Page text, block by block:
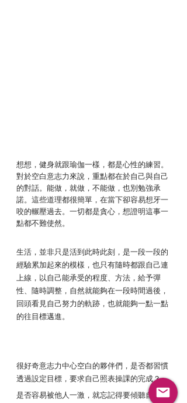
想想，健身就跟瑜伽一樣，都是心性的練習。
對於空白意志力來說，重點都在於自己與自己
的對話。能做，就做，不能做，也別勉強承
諾。這些道理都很簡單，在當下卻容易想牙一
咬的輾壓過去。一切都是貪心，想證明這事一
點都不難使然。
生活，並非只是活到此時此刻，是一段一段的
經驗累加起來的模樣，也只有隨時都跟自己連
上線，以自己能承受的程度、方法，給予彈
性、隨時調整，自然就能夠在一段時間過後，
回頭看見自己努力的軌跡，也就能夠一點一點
的往目標邁進。
很好奇意志力中心空白的夥伴們，是否都習慣
透過設定目標，要求自己照表操課的完成？
是否容易被他人一激，就忘記得要傾聽自己的